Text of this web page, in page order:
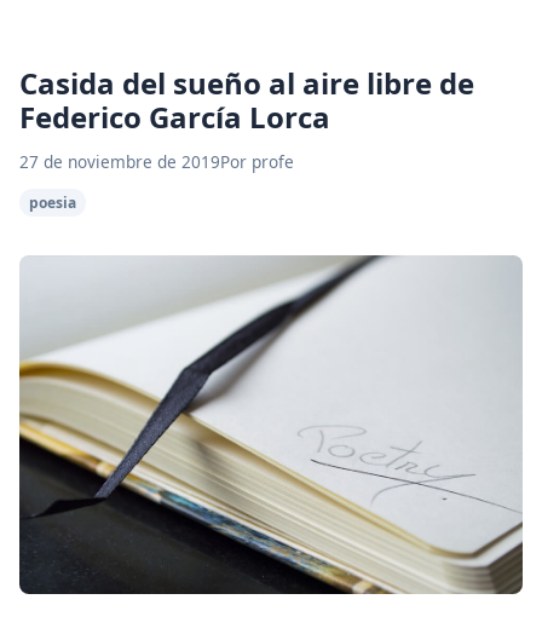
Casida del sueño al aire libre de
Federico García Lorca
27 de noviembre de 2019Por profe
poesia